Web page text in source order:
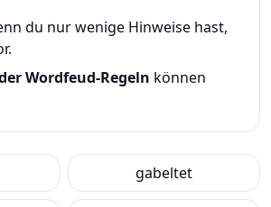
du nur wenige Hinweise hast,
Wordfeud-Regeln können
gabeltet